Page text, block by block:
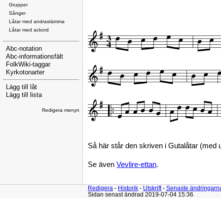
Grupper
Sånger
Låtar med andrastämma
Låtar med ackord
Abc-notation
Abc-informationsfält
FolkWiki-taggar
Kyrkotonarter
Lägg till låt
Lägg till lista
Redigera menyn
Så här står den skriven i Gutalåtar (med
Se även Vevlire-ettan.
Redigera - Historik - Utskrift- Senaste
Sidan senast ändrad 2019-07-04 15:36